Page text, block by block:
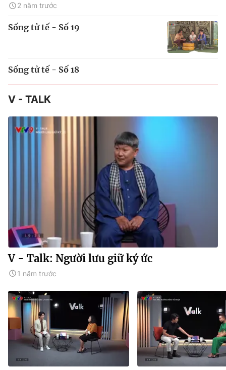
2 năm trước
Sống tử tế - Số 19
Sống tử tế - Số 18
V - TALK
V - Talk: Người lưu giữ ký ức
1 năm trước